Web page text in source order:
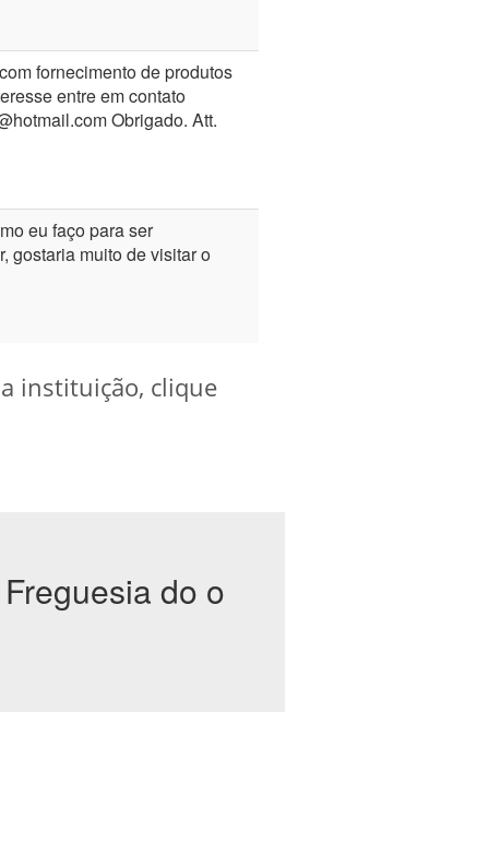
fornecimento de produtos
entre em contato
Obrigado. Att.
eu faço para ser
gostaria muito de visitar o
instituição, clique
do o